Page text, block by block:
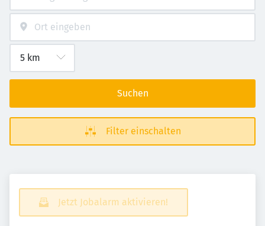
Suchen
Filter einschalten
Jetzt Jobalarm aktivieren!